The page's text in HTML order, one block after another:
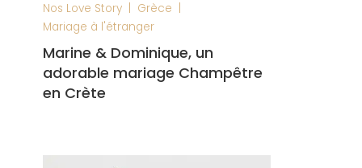
Nos Love Story Grèce
Mariage à l'étranger
Marine & Dominique, un
adorable mariage Champêtre
en Crète